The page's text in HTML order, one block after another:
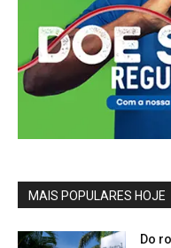
MAIS POPULARES HOJE
Do